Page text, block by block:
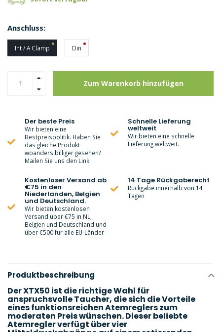
Anschluss:
Int / A Clamp Din
Zum Warenkorb hinzufügen
Der beste Preis
Wir bieten eine
Bestpreispolitik. Haben Sie
das gleiche Produkt
woanders billiger gesehen?
Mailen Sie uns den Link.
Schnelle Lieferung
weltweit
Wir bieten eine schnelle
Lieferung weltweit.
Kostenloser Versand ab
€75 in den
Niederlanden, Belgien
und Deutschland.
Wir bieten kostenlosen
Versand über €75 in NL,
Belgien und Deutschland und
über €500 für alle EU-Länder
14 Tage Rückgaberecht
Rückgabe innerhalb von 14
Tagen
Produktbeschreibung
Der XTX50 ist die richtige Wahl für
anspruchsvolle Taucher, die sich die Vorteile
eines funktionsreichen Atemreglers zum
moderaten Preis wünschen. Dieser beliebte
Atemregler verfügt über vier